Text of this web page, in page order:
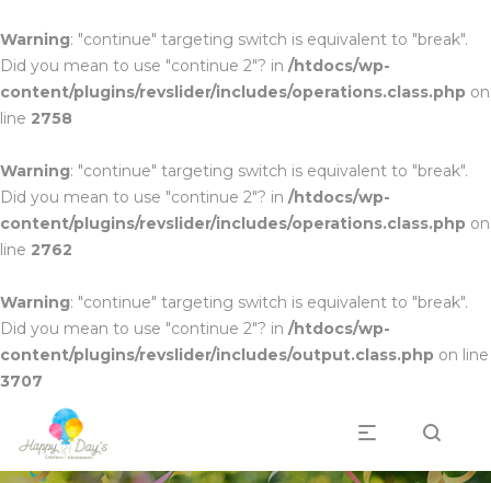
Warning: "continue" targeting switch is equivalent to "break".
Did you mean to use "continue 2"? in /htdocs/wp-
content/plugins/revslider/includes/operations.class.php on
line 2758
Warning: "continue" targeting switch is equivalent to "break".
Did you mean to use "continue 2"? in /htdocs/wp-
content/plugins/revslider/includes/operations.class.php on
line 2762
Warning: "continue" targeting switch is equivalent to "break".
Did you mean to use "continue 2"? in /htdocs/wp-
content/plugins/revslider/includes/output.class.php on line
3707